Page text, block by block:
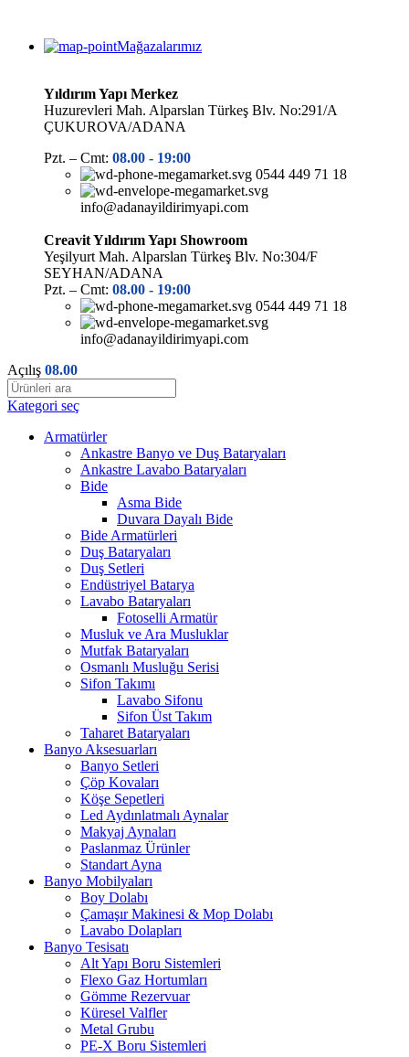
Mağazalarımız
Yıldırım Yapı Merkez
Huzurevleri Mah. Alparslan Türkeş Blv. No:291/A
ÇUKUROVA/ADANA
Pzt. – Cmt: 08.00 - 19:00
0544 449 71 18
info@adanayildirimyapi.com
Creavit Yıldırım Yapı Showroom
Yeşilyurt Mah. Alparslan Türkeş Blv. No:304/F
SEYHAN/ADANA
Pzt. – Cmt: 08.00 - 19:00
0544 449 71 18
info@adanayildirimyapi.com
Açılış 08.00
Kategori seç
Armatürler
Ankastre Banyo ve Duş Bataryaları
Ankastre Lavabo Bataryaları
Bide
Asma Bide
Duvara Dayalı Bide
Bide Armatürleri
Duş Bataryaları
Duş Setleri
Endüstriyel Batarya
Lavabo Bataryaları
Fotoselli Armatür
Musluk ve Ara Musluklar
Mutfak Bataryaları
Osmanlı Musluğu Serisi
Sifon Takımı
Lavabo Sifonu
Sifon Üst Takım
Taharet Bataryaları
Banyo Aksesuarları
Banyo Setleri
Çöp Kovaları
Köşe Sepetleri
Led Aydınlatmalı Aynalar
Makyaj Aynaları
Paslanmaz Ürünler
Standart Ayna
Banyo Mobilyaları
Boy Dolabı
Çamaşır Makinesi & Mop Dolabı
Lavabo Dolapları
Banyo Tesisatı
Alt Yapı Boru Sistemleri
Flexo Gaz Hortumları
Gömme Rezervuar
Küresel Valfler
Metal Grubu
PE-X Boru Sistemleri